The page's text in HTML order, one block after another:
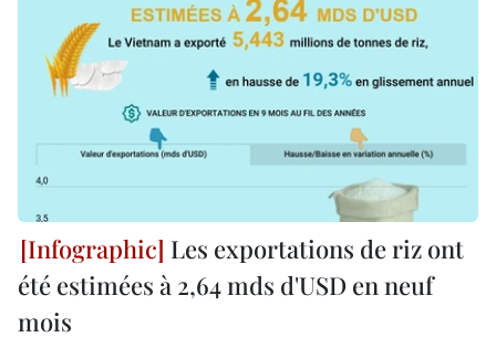
Les exportations de riz ont
été estimées à 2,64 mds d'USD en neuf
mois